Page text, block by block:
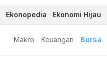
Ekonopedia Ekonomi Hijau
Makro Keuangan Bursa